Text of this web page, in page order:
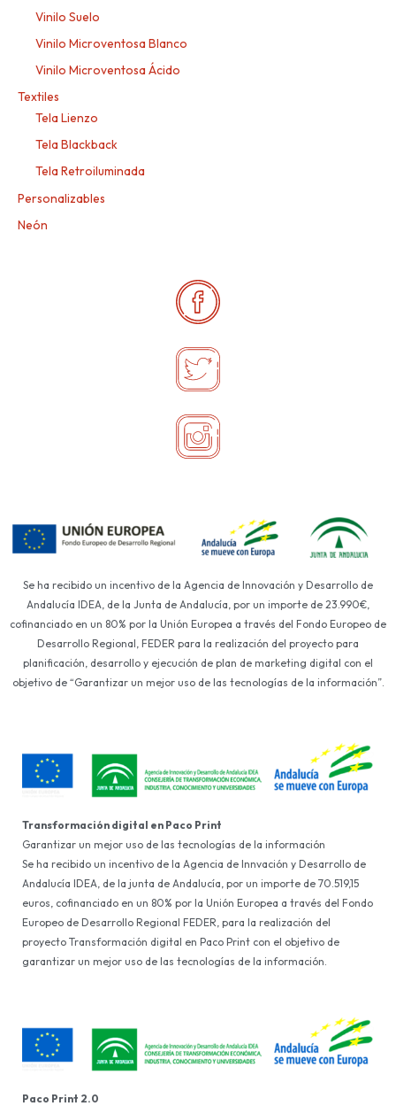
Vinilo Suelo
Vinilo Microventosa Blanco
Vinilo Microventosa Ácido
Textiles
Tela Lienzo
Tela Blackback
Tela Retroiluminada
Personalizables
Neón
Se ha recibido un incentivo de la Agencia de Innovación y Desarrollo de
Andalucía IDEA, de la Junta de Andalucía, por un importe de 23.990€,
cofinanciado en un 80% por la Unión Europea a través del Fondo Europeo de
Desarrollo Regional, FEDER para la realización del proyecto para
planificación, desarrollo y ejecución de plan de marketing digital con el
objetivo de “Garantizar un mejor uso de las tecnologías de la información”.
Transformación digital en Paco Print
Garantizar un mejor uso de las tecnologías de la información
Se ha recibido un incentivo de la Agencia de Innvación y Desarrollo de
Andalucía IDEA, de la junta de Andalucía, por un importe de 70.519,15
euros, cofinanciado en un 80% por la Unión Europea a través del Fondo
Europeo de Desarrollo Regional FEDER, para la realización del
proyecto Transformación digital en Paco Print con el objetivo de
garantizar un mejor uso de las tecnologías de la información.
Paco Print 2.0